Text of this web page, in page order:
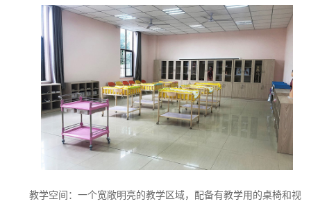
教学空间：一个宽敞明亮的教学区域，配备有教学用的桌椅和视